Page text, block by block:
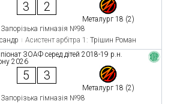
3 2
Металург 18 (2)
Запорізька гімназія №98
Асистент арбітра 1: Трішин Роман
ЗОАФ серед дітей 2018-19 р.н.
2026
5 3
Металург 18 (2)
Запорізька гімназія №98